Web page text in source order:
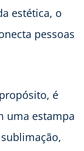
estética, o
pessoas
é
uma estampa